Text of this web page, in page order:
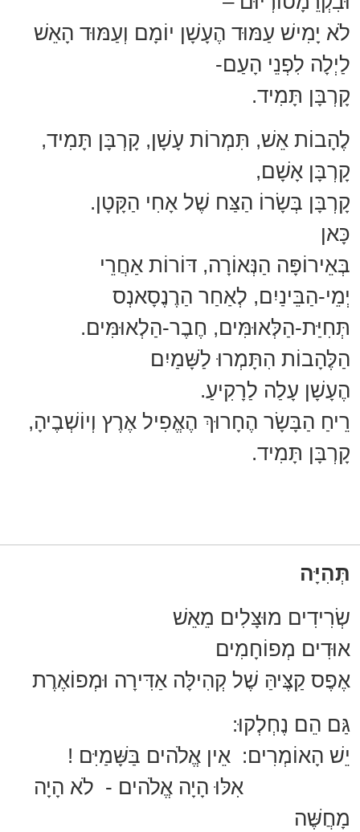
לֹא יָמִישׁ עַמּוּד הֶעָשָׁן יוֹמָם וְעַמּוּד הָאֵשׁ
לַיְלָה לִפְנֵי הָעַם-
קָרְבָּן תָּמִיד.
לֶהָבוֹת אֵשׁ, תִּמְרוֹת עָשָׁן, קָרְבָּן תָּמִיד,
קָרְבָּן אָשָׁם,
קָרְבָּן בְּשָׂרוֹ הַצַּח שֶׁל אָחִי הַקָּטָן.
כָּאן
בְּאֵירוֹפָּה הַנְּאוֹרָה, דּוֹרוֹת אַחֲרֵי
יְמֵי-הַבֵּינַיִם, לְאַחַר הַרֶנֶסָאנְס
תְּחִיַּת-הַלְּאוּמִּים, חֶבֶר-הַלְאוּמִּים.
הַלֶּהָבוֹת הִתָּמְרוּ לַשָּׁמַיִם
הֶעָשָׁן עָלַה לַרָקִיעַ.
רֵיחַ הַבָּשָׂר הֶחָרוּךְ הֶאֱפִיל אֶרֶץ וְיוֹשְׁבֶיהָ,
קָרְבָּן תָּמִיד.
תְּהִיָּה
שְׂרִידִים מוּצָּלִים מֵאֵשׁ
אוּדִים מְפוֹחָמִים
אֶפֶס קַצֶּיהַּ שֶׁל קְהִילָּה אַדִּירָה וּמְפוֹאֶרֶת
גַּם הֵם נֶחְלְקוּ:
יֵשׁ הָאוֹמְרִים: אֵין אֱלֹהים בַּשָּׁמַיִּם !
אִלּוּ הָיָה אֱלֹהים - לֹא הָיָה
מָחֲשֶּׁה